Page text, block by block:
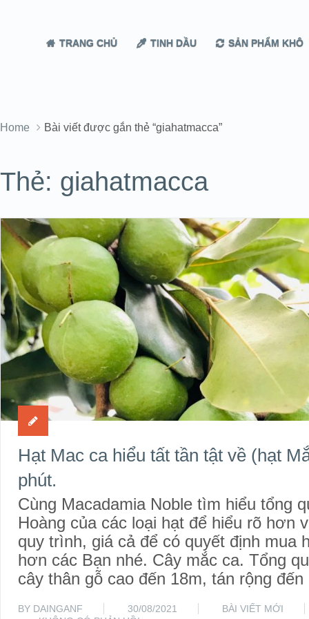
TRANG CHỦ TINH DẦU SẢN PHẨM KHÔ
Home Bài viết được gắn thẻ “giahatmacca”
Thẻ: giahatmacca
Hạt Mac ca hiểu tất tần tật về (hạt
phút.
Cùng Macadamia Noble tìm hiểu tổng
Hoàng của các loại hạt để hiểu rõ hơn
quy trình, giá cả để có quyết định mua
hơn các Bạn nhé. Cây mắc ca. Tổng
cây thân gỗ cao đến 18m, tán rộng
BY DAINGANF 30/08/2021
BÀI VIẾT MỚI